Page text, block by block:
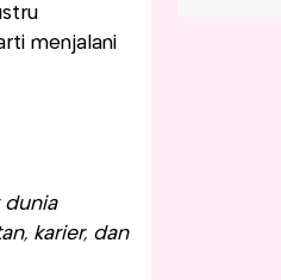
menjalani
dunia
karier, dan